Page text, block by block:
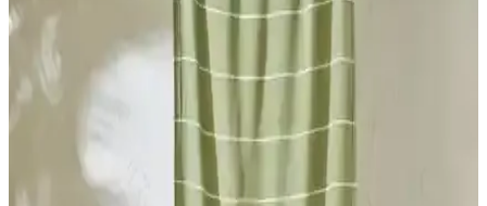
Bu makalede, Bella Maison %100 pamuk peştamal ile Green
Petition çevre dostu çocuk havlusunun özellikleri, kullanıcı
yorumları ve kullanım alanları detaylı şekilde inceleniyor.
Bella Maison Lua Çizgili Peştamal ve Green Petition
Çocuk Plaj Havlusu Karşılaştırması
İki farklı plaj ve çocuk havlusu ürününün malzeme, boyut, kuruma
hızı ve taşınabilirlik gibi özellikleri detaylı karşılaştırması.